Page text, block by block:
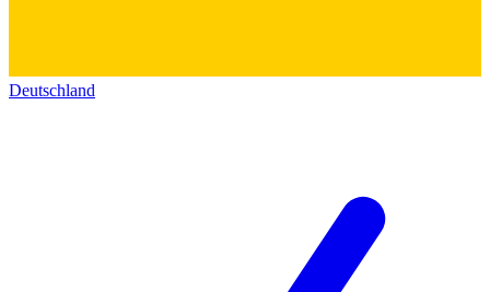
Deutschland